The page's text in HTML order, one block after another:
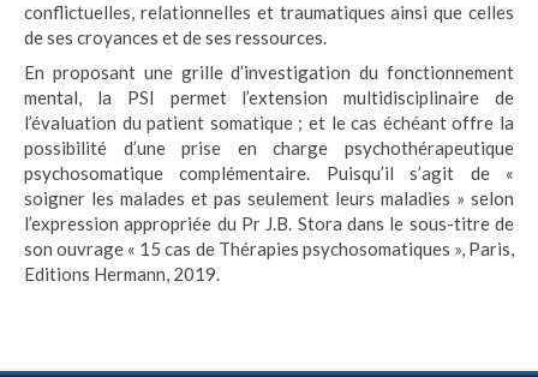
conflictuelles, relationnelles et traumatiques ainsi que celles
de ses croyances et de ses ressources.
En proposant une grille d’investigation du fonctionnement
mental, la PSI permet l’extension multidisciplinaire de
l’évaluation du patient somatique ; et le cas échéant offre la
possibilité d’une prise en charge psychothérapeutique
psychosomatique complémentaire. Puisqu’il s’agit de «
soigner les malades et pas seulement leurs maladies » selon
l’expression appropriée du Pr J.B. Stora dans le sous-titre de
son ouvrage « 15 cas de Thérapies psychosomatiques », Paris,
Editions Hermann, 2019.